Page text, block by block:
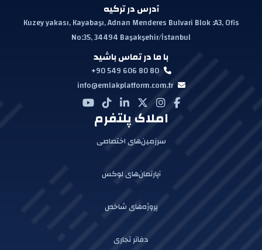
آدرس در ترکیه
Kuzey yakası, Kayabaşı, Adnan Menderes Bulvari Blok :A3, Ofis
No:35, 34494 Başakşehir/İstanbul
با ما در تماس باشید
+90 549 606 80 80
info@emlakplatform.com.tr
املاک پلتفرم
سرزمین‌های اختصاصی
آپارتمان‌های لوکس
پروژه‌های شاخص
دفاتر تجاری